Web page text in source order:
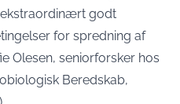
godt
for spredning af
Olesen, seniorforsker hos
Beredskab,